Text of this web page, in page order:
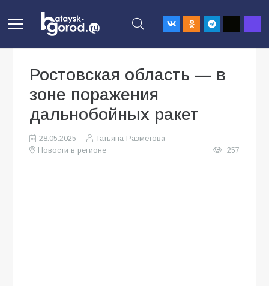
Ростовская область — в
зоне поражения
дальнобойных ракет
28.05.2025
Татьяна Разметова
Новости в регионе
257